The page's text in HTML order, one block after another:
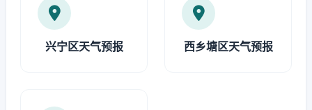
兴宁区天气预报 西乡塘区天气预报